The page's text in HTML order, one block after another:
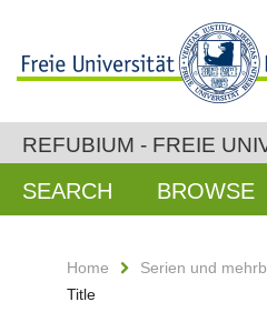
REFUBIUM - FREIE
SEARCH BROWSE
Home Serien und
Title